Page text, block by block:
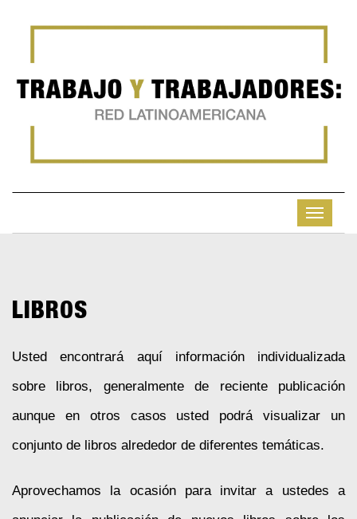
LIBROS
Usted encontrará aquí información individualizada
sobre libros, generalmente de reciente publicación
aunque en otros casos usted podrá visualizar un
conjunto de libros alrededor de diferentes temáticas.
Aprovechamos la ocasión para invitar a ustedes a